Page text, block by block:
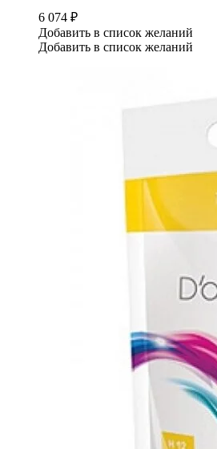
6 074 ₽
Добавить в список желаний
Добавить в список желаний